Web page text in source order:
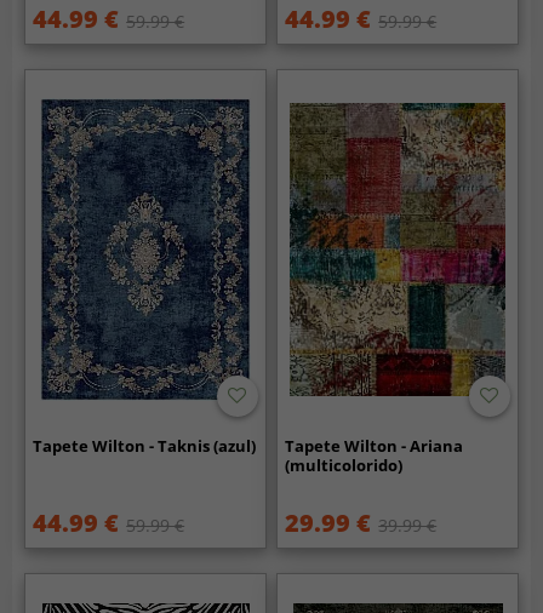
44.99 € 59.99 € 44.99 € 59.99 €
Tapete Wilton - Taknis (azul)
44.99 € 59.99 €
Tapete Wilton - Ariana
(multicolorido)
29.99 € 39.99 €